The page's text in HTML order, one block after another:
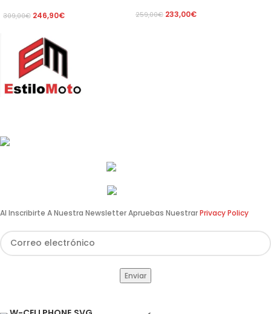
309,00€ 246,90€ 259,00€ 233,00€
Al Inscribirte A Nuestra Newsletter Apruebas NuestrarPrivacy Policy